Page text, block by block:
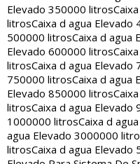
Elevado 350000 litros
litrosCaixa d agua Elevado
500000 litrosCaixa d agua
Elevado 600000 litros
litrosCaixa d agua Elevado
750000 litrosCaixa d agua
Elevado 850000 litros
litrosCaixa d agua Elevado
1000000 litrosCaixa d
agua Elevado 3000000
litrosCaixa d agua